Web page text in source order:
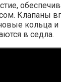
Клапаны
кольца
в седла.